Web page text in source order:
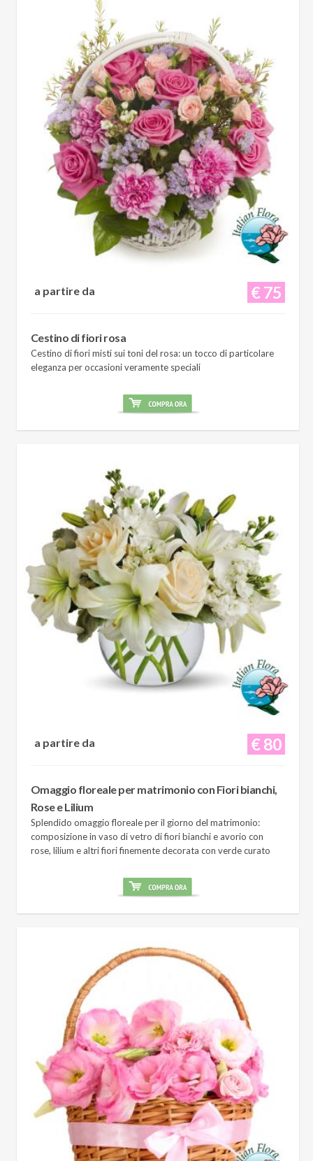
€ 75
a partire da
Cestino di fiori rosa
Cestino di fiori misti sui toni del rosa: un tocco di particolare
eleganza per occasioni veramente speciali
€ 80
a partire da
Omaggio floreale per matrimonio con Fiori bianchi,
Rose e Lilium
Splendido omaggio floreale per il giorno del matrimonio:
composizione in vaso di vetro di fiori bianchi e avorio con
rose, lilium e altri fiori finemente decorata con verde curato